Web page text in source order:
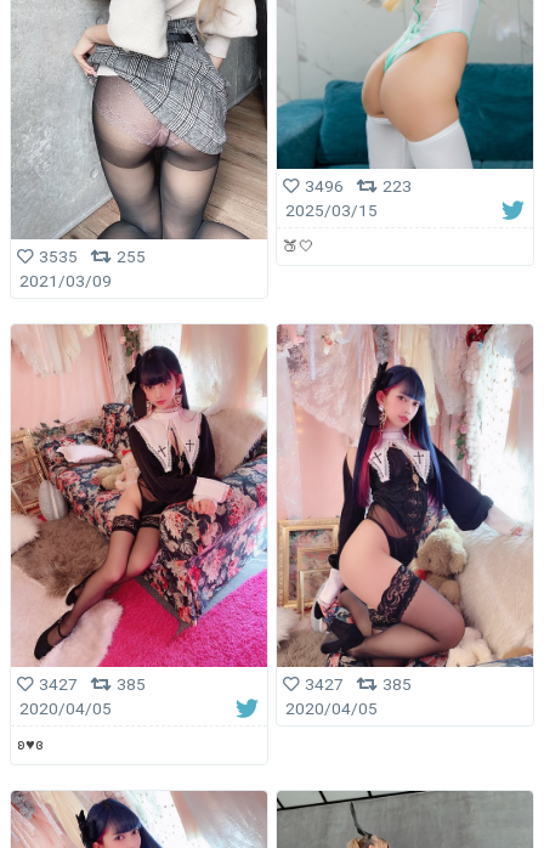
3535
255
2021/03/09
3496
223
2025/03/15
🍑🤍
3427
385
2020/04/05
ʚ♥ɞ
3427
385
2020/04/05